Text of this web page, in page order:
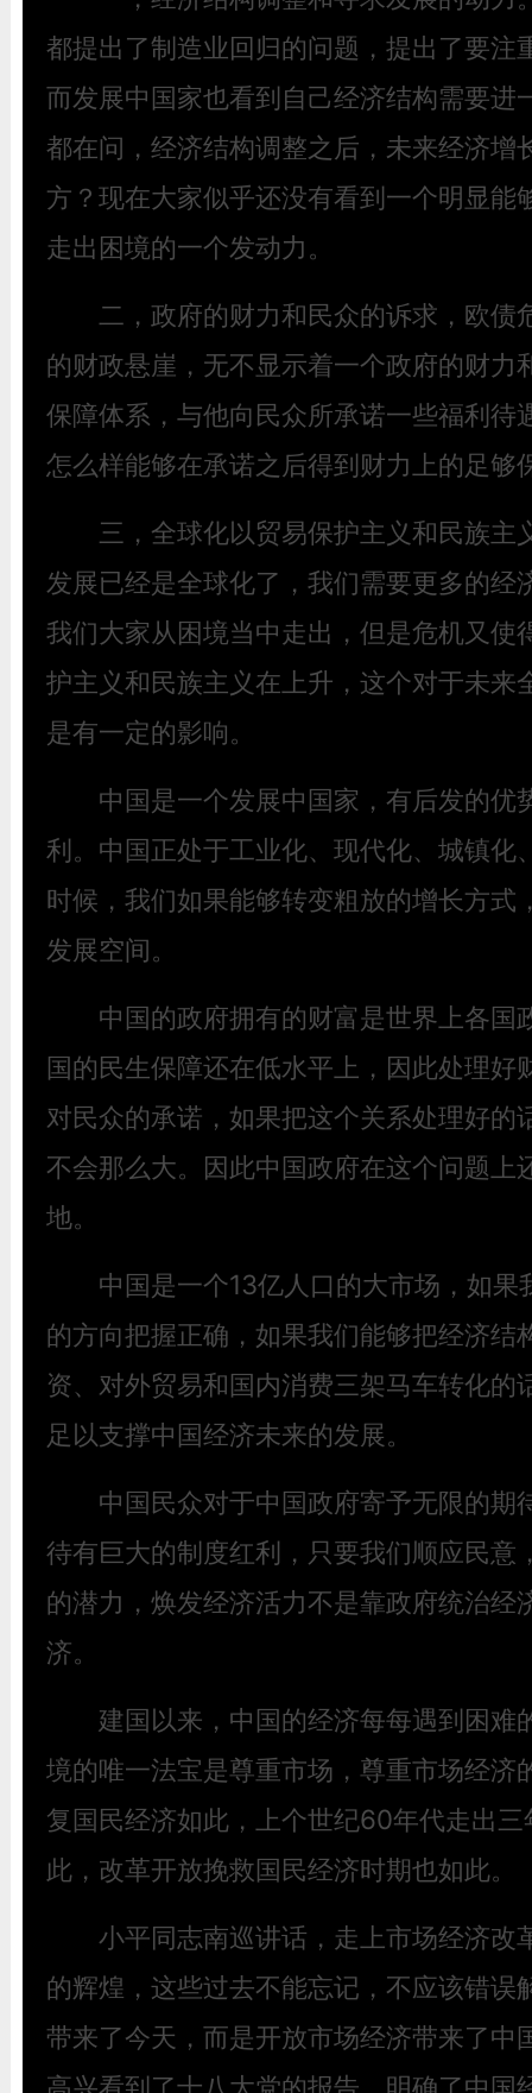
都提出了制造业回归的问题，提出了要注
而发展中国家也看到自己经济结构需要进
都在问，经济结构调整之后，未来经济增
方？现在大家似乎还没有看到一个明显能
走出困境的一个发动力。
二，政府的财力和民众的诉求，欧债
的财政悬崖，无不显示着一个政府的财力
保障体系，与他向民众所承诺一些福利待
怎么样能够在承诺之后得到财力上的足够
三，全球化以贸易保护主义和民族主
发展已经是全球化了，我们需要更多的经
我们大家从困境当中走出，但是危机又使
护主义和民族主义在上升，这个对于未来
是有一定的影响。
中国是一个发展中国家，有后发的优
利。中国正处于工业化、现代化、城镇化
时候，我们如果能够转变粗放的增长方式
发展空间。
中国的政府拥有的财富是世界上各国
国的民生保障还在低水平上，因此处理好
对民众的承诺，如果把这个关系处理好的
不会那么大。因此中国政府在这个问题上
地。
中国是一个13亿人口的大市场，如果
的方向把握正确，如果我们能够把经济结
资、对外贸易和国内消费三架马车转化的
足以支撑中国经济未来的发展。
中国民众对于中国政府寄予无限的期
待有巨大的制度红利，只要我们顺应民意
的潜力，焕发经济活力不是靠政府统治经
济。
建国以来，中国的经济每每遇到困难
境的唯一法宝是尊重市场，尊重市场经济
复国民经济如此，上个世纪60年代走出
此，改革开放挽救国民经济时期也如此。
小平同志南巡讲话，走上市场经济改
的辉煌，这些过去不能忘记，不应该错误
带来了今天，而是开放市场经济带来了中
高兴看到了十八大党的报告，明确了中国